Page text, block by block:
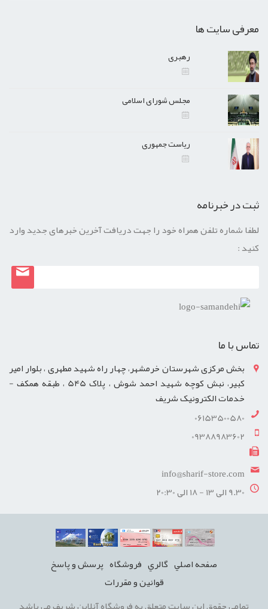
معرفی سایت ها
رهبری
مجلس شورای اسلامی
ریاست جمهوری
ثبت در خبرنامه
لطفا شماره تلفن همراه خود را جهت دریافت آخرین خبرهای جدید وارد
کنید :
تماس با ما
بخش مرکزی شهرستان خرمشهر، چهار راه شهید مطهری ، بلوار امیر
کبیر، نبش کوچه شهید احمد شوش ، پلاک 545 ، طبقه همکف -
خدمات الکترونیک شریف
06153500580
09388983602
info@sharif-store.com
9.30 الی 13 - 18 الی 20:30
صفحه اصلي گالري فروشگاه پرسش و پاسخ
قوانين و مقررات